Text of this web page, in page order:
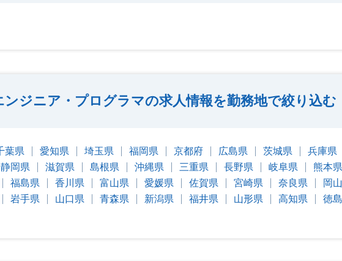
ンジニア・プログラマの求人情報を勤務地で絞り込む
葉県 愛知県 埼玉県 福岡県 京都府 広島県 茨城県 兵庫県
静岡県 滋賀県 島根県 沖縄県 三重県 長野県 岐阜県 熊本県
福島県 香川県 富山県 愛媛県 佐賀県 宮崎県 奈良県
岡
岩手県 山口県 青森県 新潟県 福井県 山形県 高知県
徳